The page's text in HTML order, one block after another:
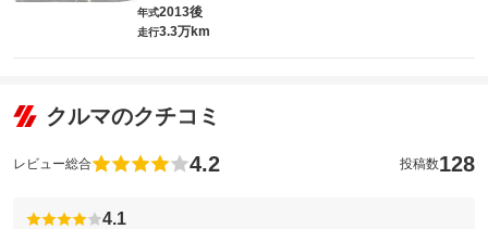
年式2013後
走行3.3万km
クルマのクチコミ
レビュー総合 4.2 投稿数128
4.1